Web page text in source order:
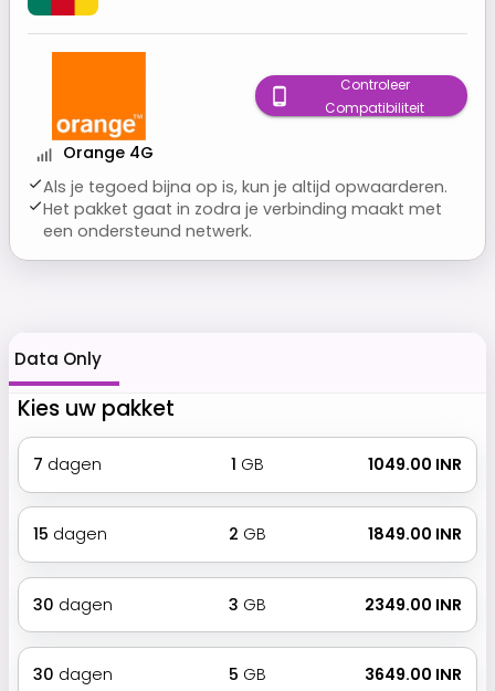
Orange 4G
Als je tegoed bijna op is, kun je altijd opwaarderen.
Het pakket gaat in zodra je verbinding maakt met
een ondersteund netwerk.
Controleer
Compatibiliteit
Data Only
Kies uw pakket
7 dagen 1 GB ₹ 1049.00 INR
15 dagen 2 GB ₹ 1849.00 INR
30 dagen 3 GB ₹ 2349.00 INR
30 dagen 5 GB ₹ 3649.00 INR